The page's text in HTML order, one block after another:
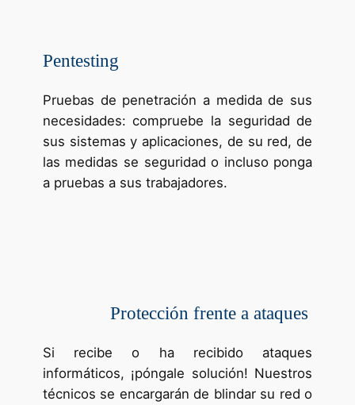
Pentesting
Pruebas de penetración a medida de sus
necesidades: compruebe la seguridad de
sus sistemas y aplicaciones, de su red, de
las medidas se seguridad o incluso ponga
a pruebas a sus trabajadores.
Protección frente a ataques
Si recibe o ha recibido ataques
informáticos, ¡póngale solución! Nuestros
técnicos se encargarán de blindar su red o